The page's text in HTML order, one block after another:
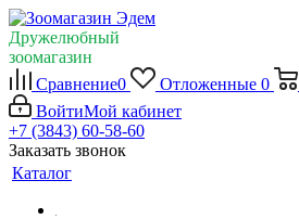
Дружелюбный
зоомагазин
Сравнение0 Отложенные 0
ВойтиМой кабинет
+7 (3843) 60-58-60
Заказать звонок
Каталог